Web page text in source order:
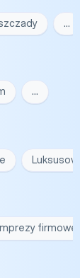
…
…
firmowe